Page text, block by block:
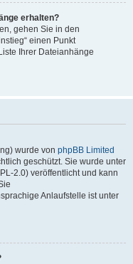
erhalten?
gehen Sie in den
einen Punkt
Ihrer Dateianhänge
wurde von phpBB Limited
geschützt. Sie wurde unter
2.0) veröffentlicht und kann
Anlaufstelle ist unter